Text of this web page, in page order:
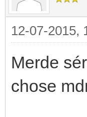
12-07-2015,
Merde
chose